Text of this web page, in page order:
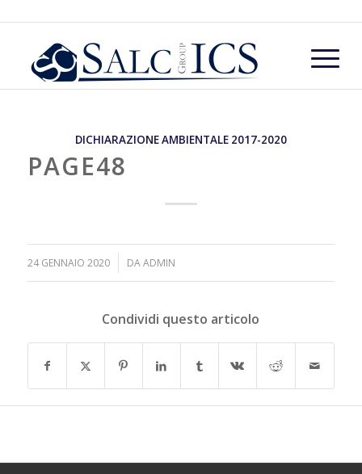
DICHIARAZIONE AMBIENTALE 2017-2020
PAGE48
24 GENNAIO 2020 DAADMIN
Condividi questo articolo